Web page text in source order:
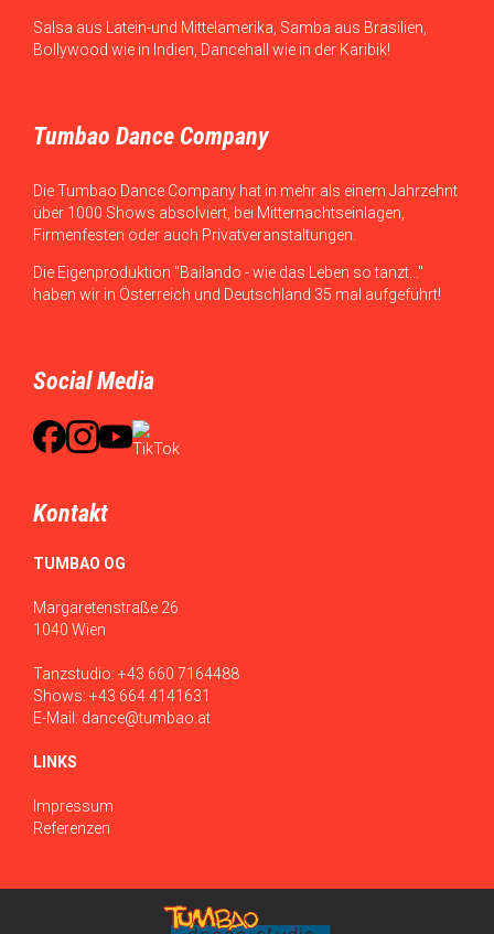
Salsa aus Latein-und Mittelamerika, Samba aus Brasilien,
Bollywood wie in Indien, Dancehall wie in der Karibik!
Tumbao Dance Company
Die Tumbao Dance Company hat in mehr als einem Jahrzehnt
über 1000 Shows absolviert, bei Mitternachtseinlagen,
Firmenfesten oder auch Privatveranstaltungen.
Die Eigenproduktion "Bailando - wie das Leben so tanzt..."
haben wir in Österreich und Deutschland 35 mal aufgeführt!
Social Media
Kontakt
TUMBAO OG
Margaretenstraße 26
1040 Wien
Tanzstudio: +43 660 7164488
Shows: +43 664 4141631
E-Mail: dance@tumbao.at
LINKS
Impressum
Referenzen